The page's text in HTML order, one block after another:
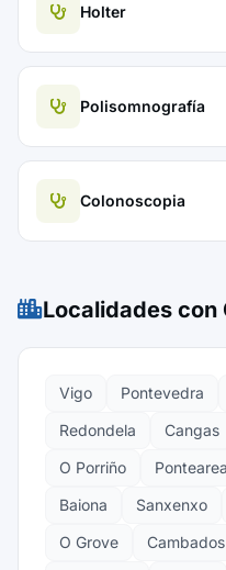
Holter
Polisomnografía
Colonoscopia
Localidades con
Vigo Pontevedra
Redondela
Cangas
O Porriño
Baiona
Sanxenxo
O Grove
Cambados